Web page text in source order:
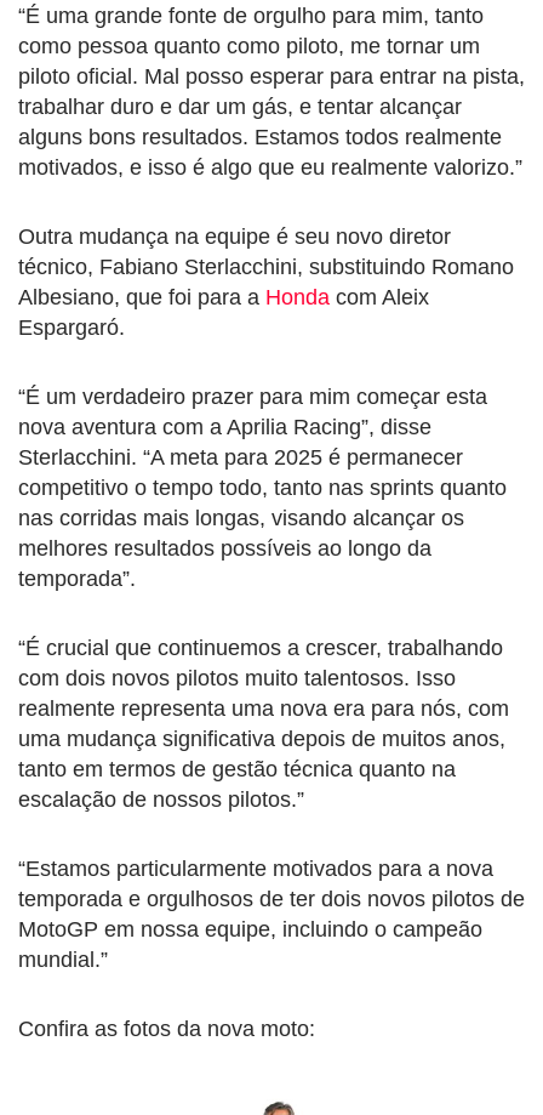
“É uma grande fonte de orgulho para mim, tanto
como pessoa quanto como piloto, me tornar um
piloto oficial. Mal posso esperar para entrar na pista,
trabalhar duro e dar um gás, e tentar alcançar
alguns bons resultados. Estamos todos realmente
motivados, e isso é algo que eu realmente valorizo.”
Outra mudança na equipe é seu novo diretor
técnico, Fabiano Sterlacchini, substituindo Romano
Albesiano, que foi para a Honda com Aleix
Espargaró.
“É um verdadeiro prazer para mim começar esta
nova aventura com a Aprilia Racing”, disse
Sterlacchini. “A meta para 2025 é permanecer
competitivo o tempo todo, tanto nas sprints quanto
nas corridas mais longas, visando alcançar os
melhores resultados possíveis ao longo da
temporada”.
“É crucial que continuemos a crescer, trabalhando
com dois novos pilotos muito talentosos. Isso
realmente representa uma nova era para nós, com
uma mudança significativa depois de muitos anos,
tanto em termos de gestão técnica quanto na
escalação de nossos pilotos.”
“Estamos particularmente motivados para a nova
temporada e orgulhosos de ter dois novos pilotos de
MotoGP em nossa equipe, incluindo o campeão
mundial.”
Confira as fotos da nova moto: